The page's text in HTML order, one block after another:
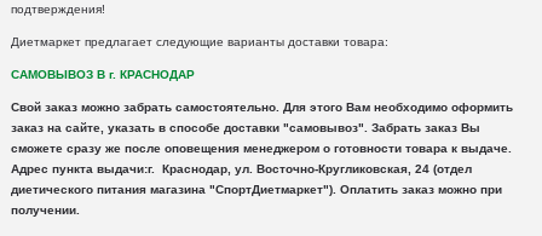
подтверждения!
Диетмаркет предлагает следующие варианты доставки товара:
САМОВЫВОЗ В г. КРАСНОДАР
Свой заказ можно забрать самостоятельно. Для этого Вам необходимо оформить
заказ на сайте, указать в способе доставки "самовывоз". Забрать заказ Вы
сможете сразу же после оповещения менеджером о готовности товара к выдаче.
Адрес пункта выдачи:г. Краснодар, ул. Восточно-Кругликовская, 24 (отдел
диетического питания магазина "СпортДиетмаркет"). Оплатить заказ можно при
получении.